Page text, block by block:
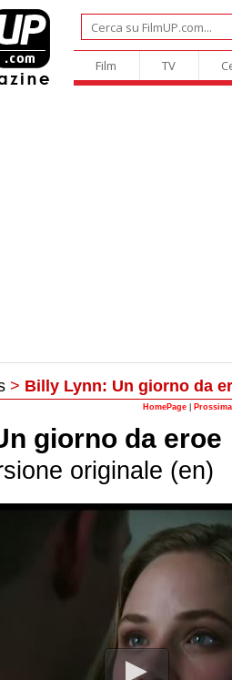
Film TV
> Billy Lynn: Un giorno da
HomePage
giorno da eroe
originale (en)